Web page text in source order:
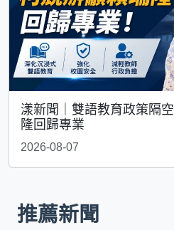
漾新聞｜雙語教育政策隔
隆回歸專業
2026-08-07
推薦新聞